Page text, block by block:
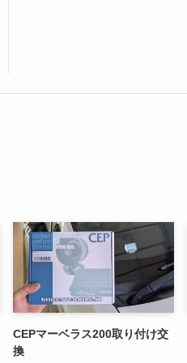
CEPマーベラス200取り付け交
換